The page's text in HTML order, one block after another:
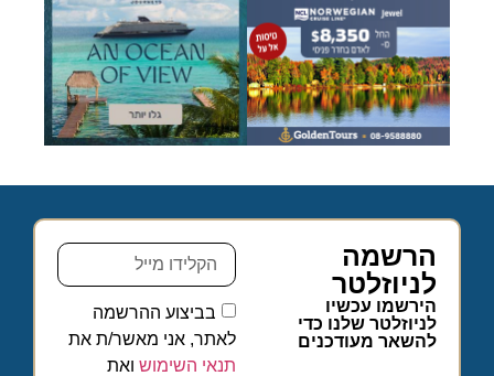
הרשמה
לניוזלטר
הירשמו עכשיו
לניוזלטר שלנו כדי
להשאר מעודכנים
בביצוע ההרשמה
לאתר, אני מאשר/ת את
תנאי השימוש ואת